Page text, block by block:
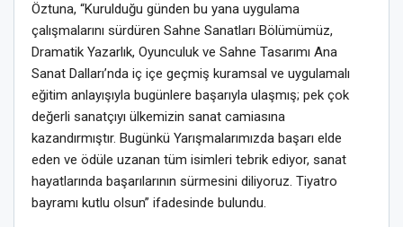
Öztuna, “Kurulduğu günden bu yana uygulama
çalışmalarını sürdüren Sahne Sanatları Bölümümüz,
Dramatik Yazarlık, Oyunculuk ve Sahne Tasarımı Ana
Sanat Dalları’nda iç içe geçmiş kuramsal ve uygulamalı
eğitim anlayışıyla bugünlere başarıyla ulaşmış; pek çok
değerli sanatçıyı ülkemizin sanat camiasına
kazandırmıştır. Bugünkü Yarışmalarımızda başarı elde
eden ve ödüle uzanan tüm isimleri tebrik ediyor, sanat
hayatlarında başarılarının sürmesini diliyoruz. Tiyatro
bayramı kutlu olsun” ifadesinde bulundu.